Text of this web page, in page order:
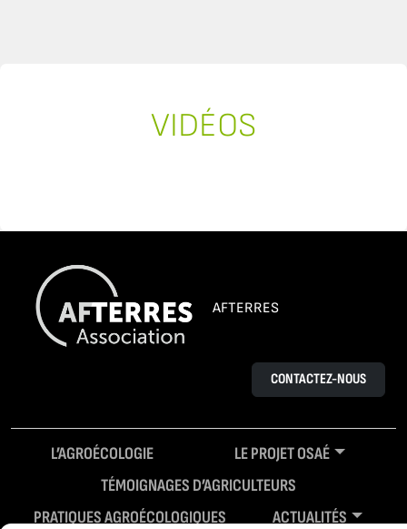
VIDÉOS
AFTERRES
CONTACTEZ-NOUS
L’AGROÉCOLOGIE
LE PROJET OSAÉ
TÉMOIGNAGES D’AGRICULTEURS
PRATIQUES AGROÉCOLOGIQUES
ACTUALITÉS